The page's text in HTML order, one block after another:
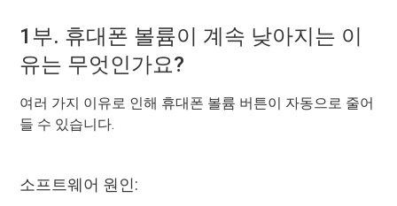
1부. 휴대폰 볼륨이 계속 낮아지는 이
유는 무엇인가요?
여러 가지 이유로 인해 휴대폰 볼륨 버튼이 자동으로 줄어
들 수 있습니다.
소프트웨어 원인: